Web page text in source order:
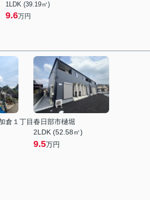
1LDK (39.19㎡)
9.6万円
倉１丁目春日部市樋堀
2LDK (52.58㎡)
9.5万円